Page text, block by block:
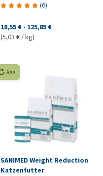
(6)
18,55 € - 125,85 €
(5,03 € / kg)
Abo
SANIMED Weight Reduction
Katzenfutter